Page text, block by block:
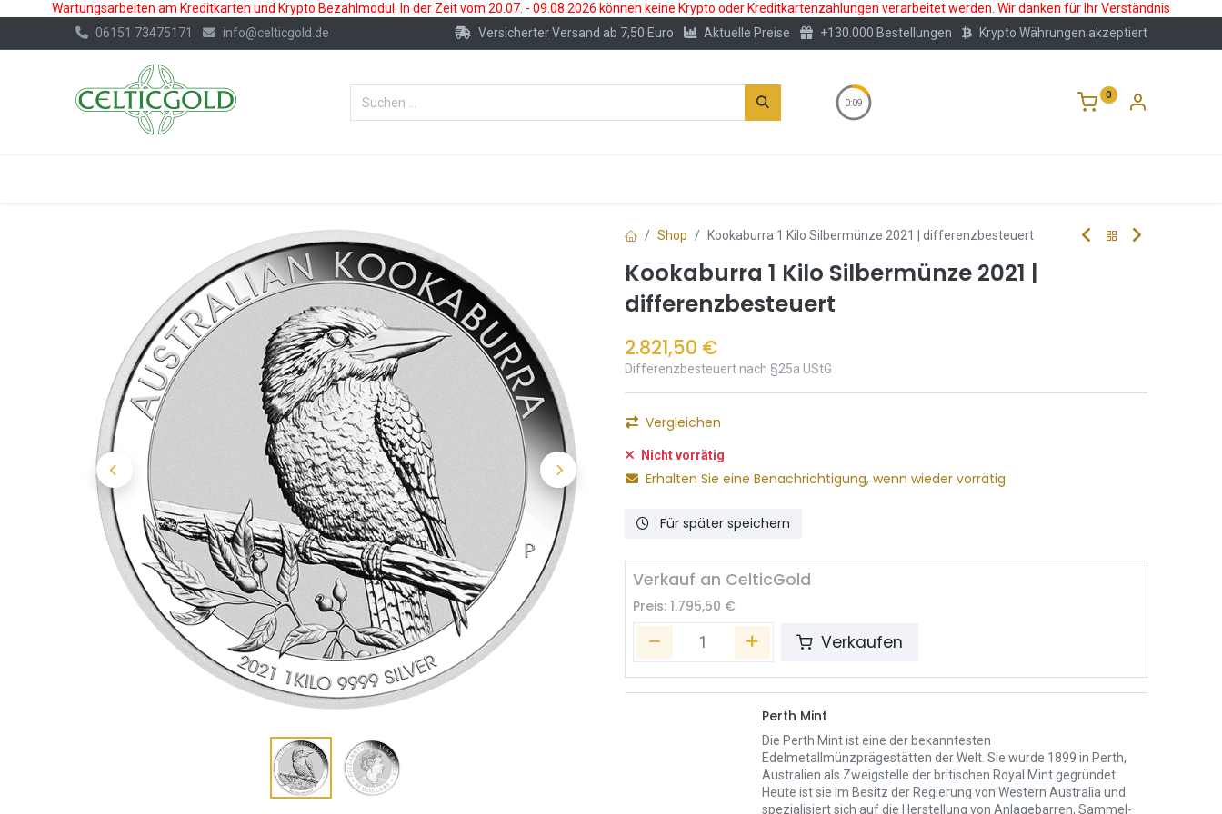
Wartungsarbeiten am Kreditkarten und Krypto Bezahlmodul. In der Zeit vom 20.07. - 09.08.2026 können keine Krypto oder Kreditkartenzahlungen verarbeitet werden. Wir danken für Ihr Verständnis
06151 73475171
info@celticgold.de Versicherter Versand ab 7,50 Euro Aktuelle Preise +130.000 Bestellungen Krypto Währungen akzeptiert
0:09
0
Shop Kookaburra 1 Kilo Silbermünze 2021 | differenzbesteuert
Kookaburra 1 Kilo Silbermünze 2021 |
differenzbesteuert
2.821,50 €
Differenzbesteuert nach §25a UStG
Vergleichen
Nicht vorrätig
Erhalten Sie eine Benachrichtigung, wenn wieder vorrätig
Für später speichern
Verkauf an CelticGold
Preis: 1.795,50 €
Verkaufen
Perth Mint
Die Perth Mint ist eine der bekanntesten
Edelmetallmünzprägestätten der Welt. Sie wurde 1899 in Perth,
Australien als Zweigstelle der britischen Royal Mint gegründet.
Heute ist sie im Besitz der Regierung von Western Australia und
spezialisiert sich auf die Herstellung von Anlagebarren, Sammel-